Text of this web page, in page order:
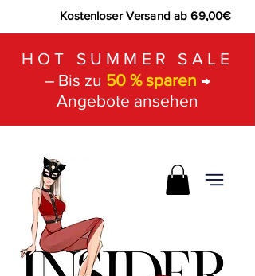
Kostenloser Versand ab 69,00€
HOT SUMMER SALE
– Bis zu 50 % sparen →
Angebote ansehen